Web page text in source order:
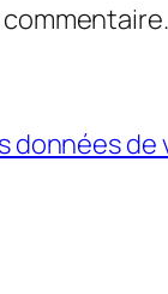
données